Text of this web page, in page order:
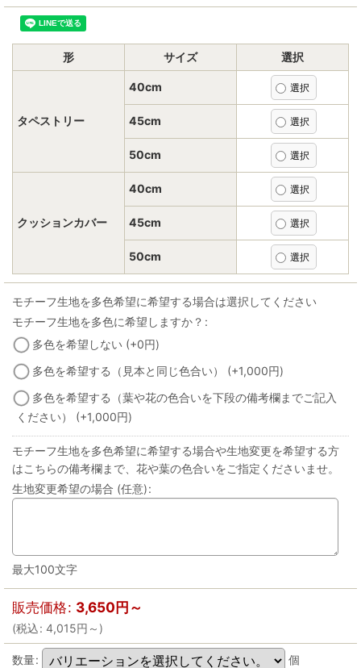
形 サイズ 選択
タペストリー
40cm
45cm
50cm
クッションカバー
40cm
45cm
50cm
モチーフ生地を多色希望に希望する場合は選択してください
モチーフ生地を多色に希望しますか？ :
多色を希望しない (+0円)
多色を希望する（見本と同じ色合い） (+1,000円)
多色を希望する（葉や花の色合いを下段の備考欄までご記入
ください） (+1,000円)
モチーフ生地を多色希望に希望する場合や生地変更を希望する方
はこちらの備考欄まで、花や葉の色合いをご指定くださいませ。
生地変更希望の場合 (任意):
最大100文字
販売価格: 3,650円～
(税込: 4,015円 ～ )
数量: 個